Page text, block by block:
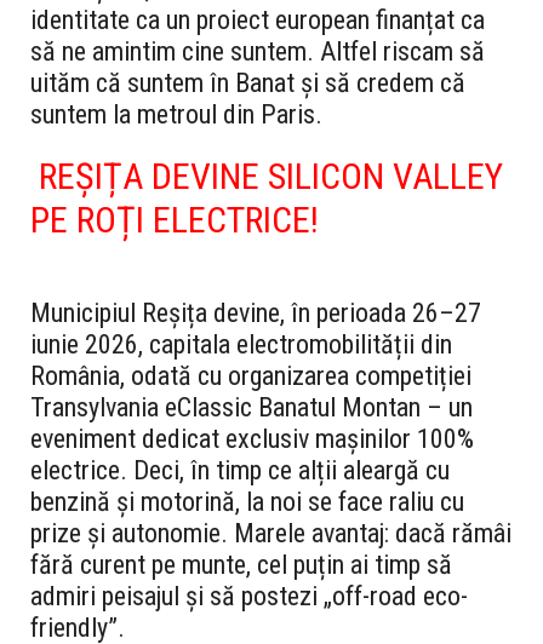
identitate ca un proiect european finanțat ca
să ne amintim cine suntem. Altfel riscam să
uităm că suntem în Banat și să credem că
suntem la metroul din Paris.
REȘIȚA DEVINE SILICON VALLEY
PE ROȚI ELECTRICE!
Municipiul Reșița devine, în perioada 26–27
iunie 2026, capitala electromobilității din
România, odată cu organizarea competiției
Transylvania eClassic Banatul Montan – un
eveniment dedicat exclusiv mașinilor 100%
electrice. Deci, în timp ce alții aleargă cu
benzină și motorină, la noi se face raliu cu
prize și autonomie. Marele avantaj: dacă rămâi
fără curent pe munte, cel puțin ai timp să
admiri peisajul și să postezi „off-road eco-
friendly”.